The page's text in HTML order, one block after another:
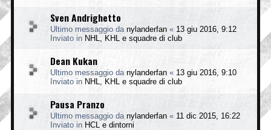
Sven Andrighetto
Ultimo messaggio da nylanderfan « 13 giu 2016, 9:12
Inviato in NHL, KHL e squadre di club
Dean Kukan
Ultimo messaggio da nylanderfan « 13 giu 2016, 9:10
Inviato in NHL, KHL e squadre di club
Pausa Pranzo
Ultimo messaggio da nylanderfan « 11 dic 2015, 16:22
Inviato in HCL e dintorni